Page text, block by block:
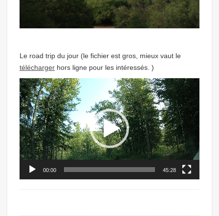
Le road trip du jour (le fichier est gros, mieux vaut le
télécharger hors ligne pour les intéressés. )
Video
Player
00:00 45:28